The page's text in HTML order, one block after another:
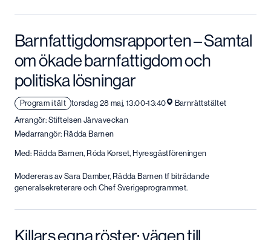
Barnfattigdomsrapporten – Samtal
om ökade barnfattigdom och
politiska lösningar
Program i tält torsdag 28 maj, 13:00-13:40
Barnrättstältet
Arrangör: Stiftelsen Järvaveckan
Medarrangör: Rädda Barnen
Med: Rädda Barnen, Röda Korset, Hyresgästföreningen
Modereras av Sara Damber, Rädda Barnen tf biträdande
generalsekreterare och Chef Sverigeprogrammet.
Killars egna röster: vägen till